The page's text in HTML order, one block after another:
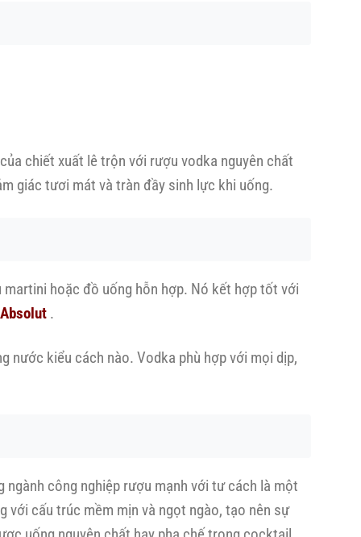
chiết xuất lê trộn với rượu vodka nguyên chất
giác tươi mát và tràn đầy sinh lực khi uống.
hoặc đồ uống hỗn hợp. Nó kết hợp tốt với
Absolut .
nước kiểu cách nào. Vodka phù hợp với mọi dịp,
công nghiệp rượu mạnh với tư cách là một
với cấu trúc mềm mịn và ngọt ngào, tạo nên sự